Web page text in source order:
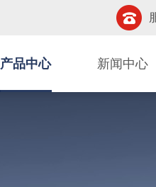
产品中心 新闻中心